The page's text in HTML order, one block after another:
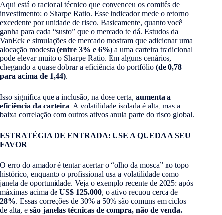
Aqui está o racional técnico que convenceu os comitês de
investimento: o Sharpe Ratio. Esse indicador mede o retorno
excedente por unidade de risco. Basicamente, quanto você
ganha para cada “susto” que o mercado te dá. Estudos da
VanEck e simulações de mercado mostram que adicionar uma
alocação modesta (entre 3% e 6%) a uma carteira tradicional
pode elevar muito o Sharpe Ratio. Em alguns cenários,
chegando a quase dobrar a eficiência do portfólio (de 0,78
para acima de 1,44).
Isso significa que a inclusão, na dose certa, aumenta a
eficiência da carteira. A volatilidade isolada é alta, mas a
baixa correlação com outros ativos anula parte do risco global.
ESTRATÉGIA DE ENTRADA: USE A QUEDA A SEU
FAVOR
O erro do amador é tentar acertar o “olho da mosca” no topo
histórico, enquanto o profissional usa a volatilidade como
janela de oportunidade. Veja o exemplo recente de 2025: após
máximas acima de US$ 125.000, o ativo recuou cerca de
28%. Essas correções de 30% a 50% são comuns em ciclos
de alta, e são janelas técnicas de compra, não de venda.